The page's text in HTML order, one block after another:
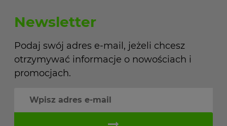
Newsletter
Podaj swój adres e-mail, jeżeli chcesz
otrzymywać informacje o nowościach i
promocjach.